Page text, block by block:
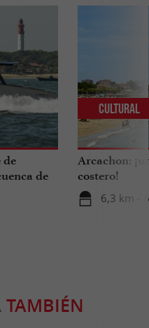
de
de
Arcachon:
costero!
6,3 km -
Cultural
TAMBIÉN